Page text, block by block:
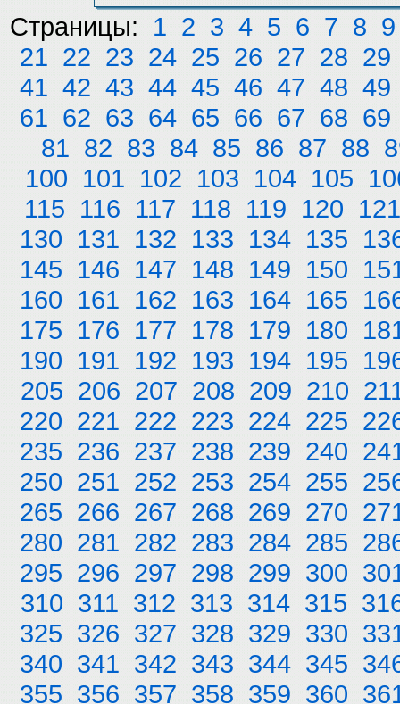
Страницы: 1 2 3 4 5 6 7 8 9
21 22 23 24 25 26 27 28 29
41 42 43 44 45 46 47 48 49
61 62 63 64 65 66 67 68 69
81 82 83 84 85 86 87 88
100 101 102 103 104 105
115 116 117 118 119 120 121
130 131 132 133 134 135
145 146 147 148 149 150
160 161 162 163 164 165
175 176 177 178 179 180
190 191 192 193 194 195
205 206 207 208 209 210
220 221 222 223 224 225
235 236 237 238 239 240
250 251 252 253 254 255
265 266 267 268 269 270
280 281 282 283 284 285
295 296 297 298 299 300
310 311 312 313 314 315
325 326 327 328 329 330
340 341 342 343 344 345
355 356 357 358 359 360